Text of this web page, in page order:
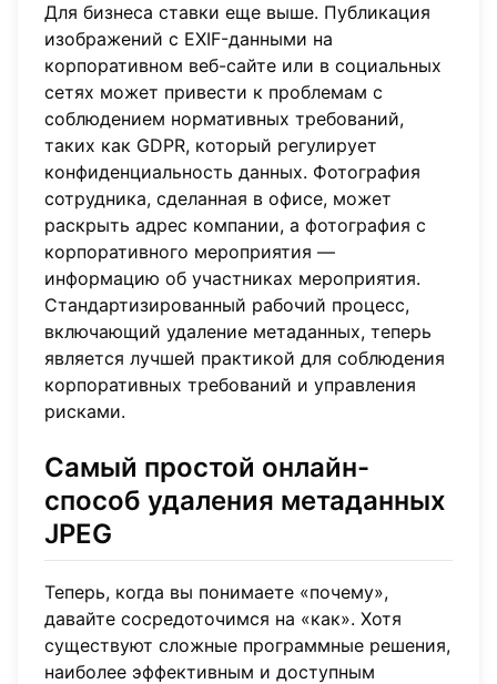
Для бизнеса ставки еще выше. Публикация
изображений с EXIF-данными на
корпоративном веб-сайте или в социальных
сетях может привести к проблемам с
соблюдением нормативных требований,
таких как GDPR, который регулирует
конфиденциальность данных. Фотография
сотрудника, сделанная в офисе, может
раскрыть адрес компании, а фотография с
корпоративного мероприятия —
информацию об участниках мероприятия.
Стандартизированный рабочий процесс,
включающий удаление метаданных, теперь
является лучшей практикой для соблюдения
корпоративных требований и управления
рисками.
Самый простой онлайн-
способ удаления метаданных
JPEG
Теперь, когда вы понимаете «почему»,
давайте сосредоточимся на «как». Хотя
существуют сложные программные решения,
наиболее эффективным и доступным